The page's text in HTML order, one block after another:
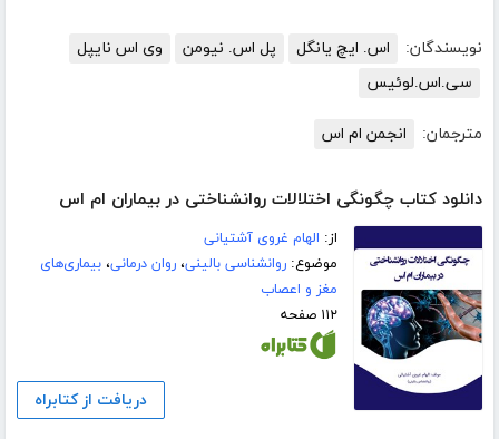
نویسندگان: اس. ایچ یانگل پل اس. نیومن
وی اس نایپل
سی.اس.لوئیس
مترجمان: انجمن ام اس
دانلود کتاب چگونگی اختلالات روانشناختی در بیماران ام اس
از: الهام غروی آشتیانی
موضوع:روانشناسی بالینی،روان درمانی،بیماری‌های
مغز و اعصاب
۱۱۲ صفحه
دریافت از کتابراه